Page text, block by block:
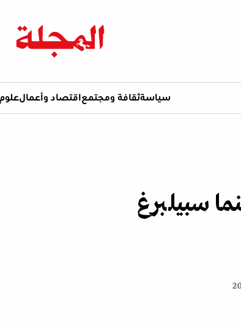
سياسةثقافة ومجتمع اقتصاد وأعمال
سبيلبرغ